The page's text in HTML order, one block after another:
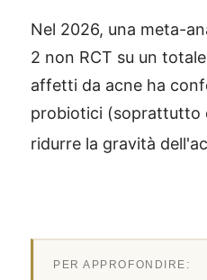
Nel 2026, una meta-
2 non RCT su un
affetti da acne ha
probiotici (soprattutto
ridurre la gravità